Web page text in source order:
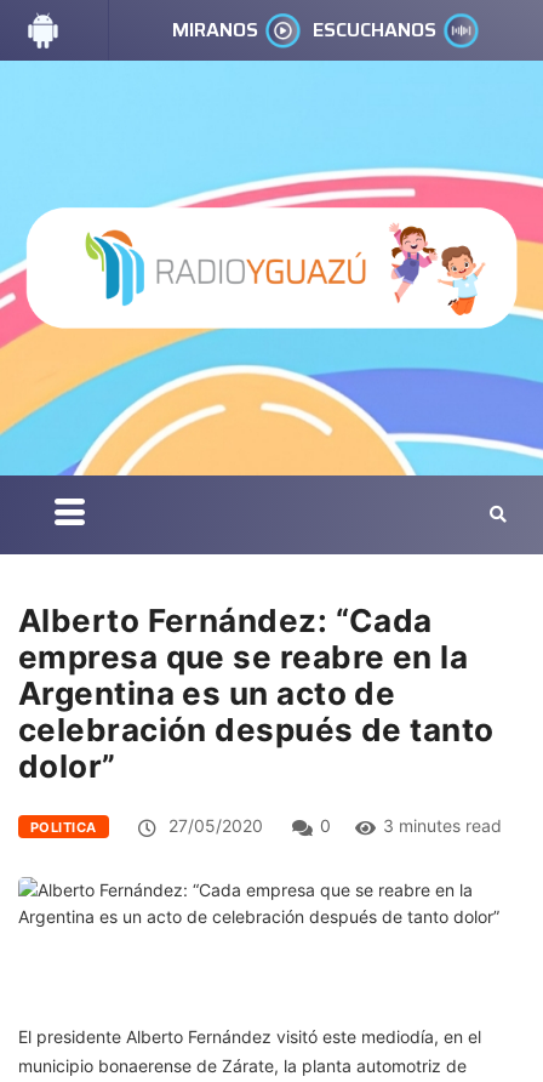
MIRANOS ESCUCHANOS
Alberto Fernández: “Cada
empresa que se reabre en la
Argentina es un acto de
celebración después de tanto
dolor”
POLITICA 27/05/2020 0 3 minutes read
El presidente Alberto Fernández visitó este mediodía, en el
municipio bonaerense de Zárate, la planta automotriz de